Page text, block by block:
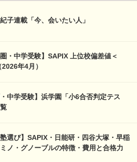
子連載「今、会いたい人」
・中学受験】SAPIX 上位校偏差値＜
年4月）
中学受験】浜学園「小6合否判定テス
塾選び】SAPIX・日能研・四谷大塚・早稲
ノ・グノーブルの特徴・費用と合格力